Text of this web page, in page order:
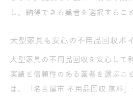
し、納得できる業者を選択するこ
大型家具も安心の不用品回収ポ
大型家具の不用品回収を安心して
実績と信頼性のある業者を選ぶこ
は、「名古屋市 不用品回収 無料